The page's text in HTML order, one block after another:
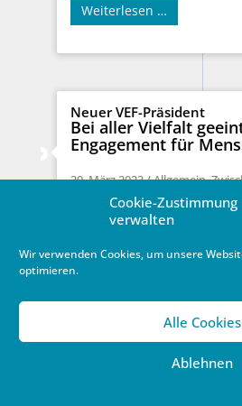
Cookie-Zustimmung
verwalten
Wir verwenden Cookies, um unsere
optimieren.
Alle Cookies
Ablehnen
Weiterlesen …
Neuer VEF-Präsident
Bei aller Vielfalt
Engagement für
29. März 2023/Allgemein,
„Auf der Basis des christlichen
Freikirchen in ihrer Vielfalt vereint,